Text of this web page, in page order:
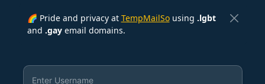
🌈 Pride and privacy at TempMailSousing .lgbt
and .gayemail domains.